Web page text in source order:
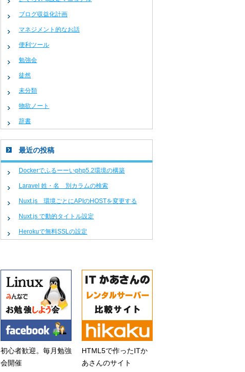
ブログ収益化計画
マネジメント的なお話
便利ツール
勉強会
徒然
未分類
物欲ノート
辞書
最近の投稿
Dockerでふるーーいphp5.2環境の構築
Laravel 姓・名 別カラムの検索
Nuxt.js 環境ごとにAPIのHOSTを変更する
Nuxt.js で動的タイトル設定
Herokuで無料SSLの設定
初心者歓迎。毎月勉強
会開催
HTML5で作ったITか
あさんのサイト